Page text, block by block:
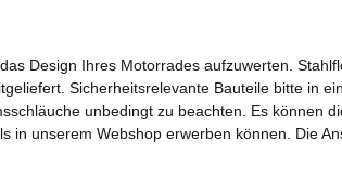
Design Ihres Motorrades aufzuwerten.
Sicherheitsrelevante Bauteile bitte in
unbedingt zu beachten. Es können
unserem Webshop erwerben können. Die